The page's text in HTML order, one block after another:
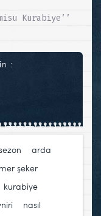
Kurabiye’’
:
arda
şeker
kurabiye
nasıl